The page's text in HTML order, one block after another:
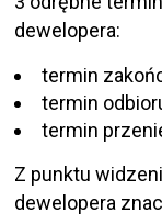
dewelopera:
termin
termin
termin
Z punktu
dewelopera